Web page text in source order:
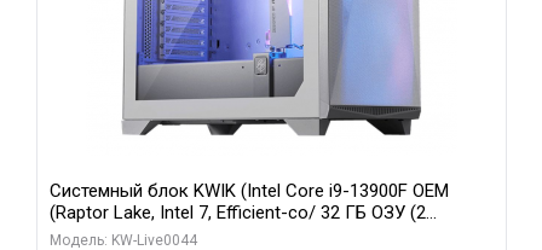
Системный блок KWIK (Intel Core i9-13900F OEM
(Raptor Lake, Intel 7, Efficient-co/ 32 ГБ ОЗУ (2
модуля)/ Gigabyte RTX5070Ti AERO OC 16GB GDDR7
Модель: KW-Live0044